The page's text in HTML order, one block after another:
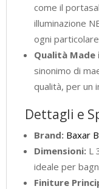
come il
illuminazione
ogni
Qualità Made
sinonimo di
qualità, per un
Dettagli e
Brand: Baxar
Dimensioni: L
ideale per
Finiture